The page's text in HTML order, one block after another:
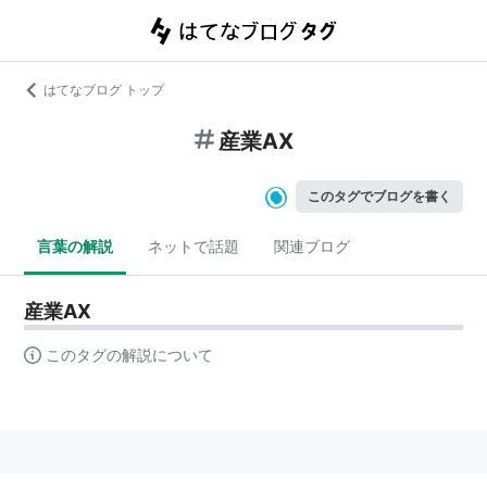
はてなブログ トップ
産業AX
このタグでブログを書く
言葉の解説 ネットで話題 関連ブログ
産業AX
このタグの解説について